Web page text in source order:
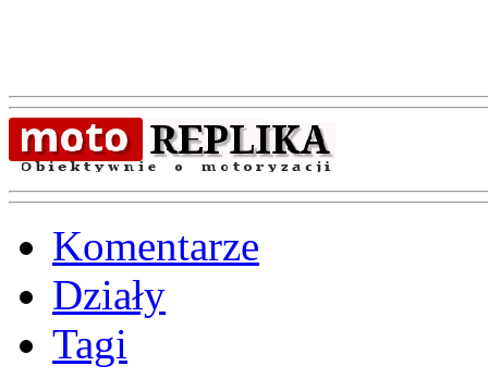
Komentarze
Działy
Tagi